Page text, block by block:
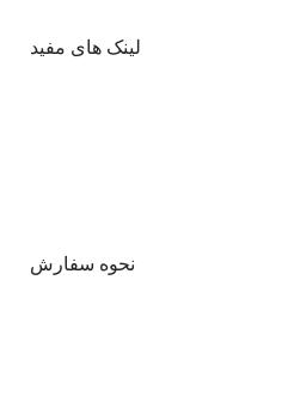
لینک های مفید
نحوه سفارش